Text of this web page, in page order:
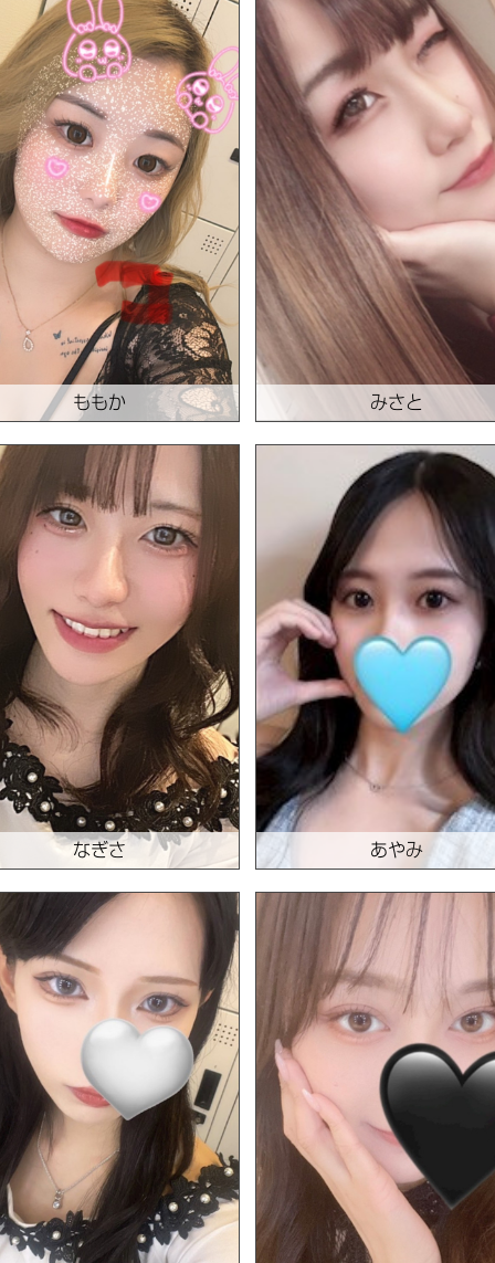
ももか みさと
なぎさ あやみ